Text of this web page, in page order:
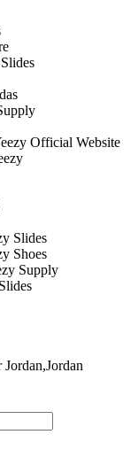
Official Website
Slides
Shoes
Supply